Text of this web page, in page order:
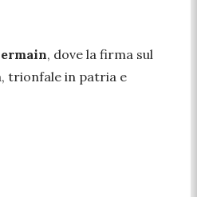
, dove la firma sul
trionfale in patria e